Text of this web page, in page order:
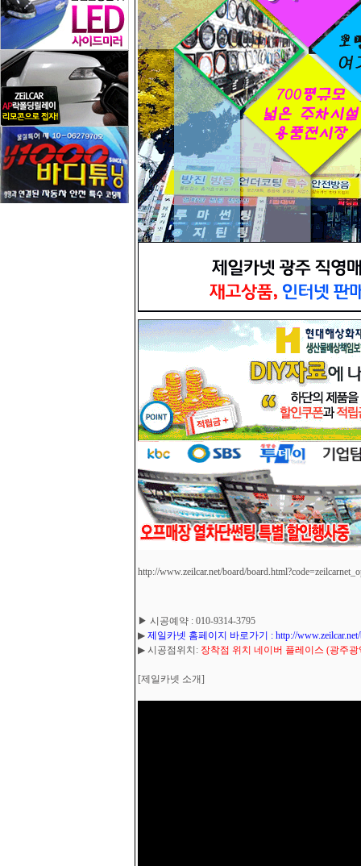
http://www.zeilcar.net/board/
▶ 시공예약 : 010-9314-3795
▶ 제일카넷 홈페이지 바로가기 : http://www.zeilcar.net/
▶ 시공점위치: 장착점 위치 네이버 플레이스 (광주
[제일카넷 소개]